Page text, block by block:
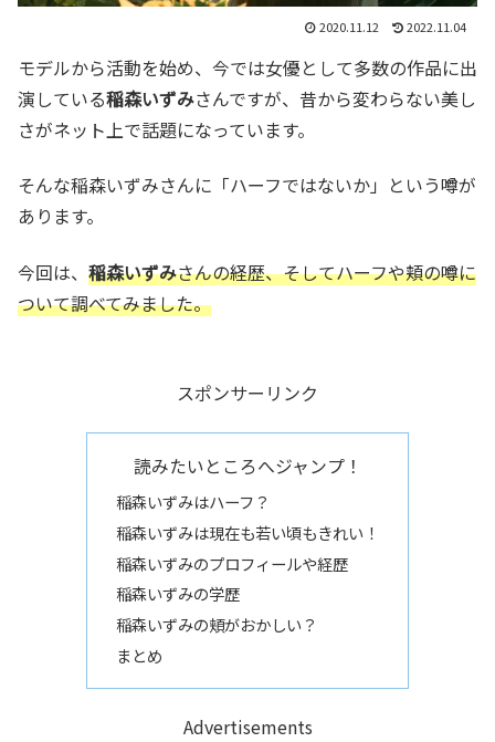
2020.11.12 2022.11.04
モデルから活動を始め、今では女優として多数の作品に出
演している稲森いずみさんですが、昔から変わらない美し
さがネット上で話題になっています。
そんな稲森いずみさんに「ハーフではないか」という噂が
あります。
今回は、 稲森いずみさんの経歴、そしてハーフや頬の噂に
ついて調べてみました。
スポンサーリンク
読みたいところへジャンプ！
稲森いずみはハーフ？
稲森いずみは現在も若い頃もきれい！
稲森いずみのプロフィールや経歴
稲森いずみの学歴
稲森いずみの頬がおかしい？
まとめ
Advertisements